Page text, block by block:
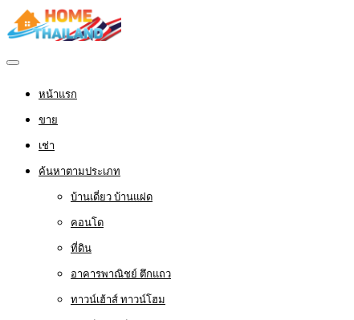
หน้าแรก
ขาย
เช่า
ค้นหาตามประเภท
บ้านเดี่ยว บ้านแฝด
คอนโด
ที่ดิน
อาคารพาณิชย์ ตึกแถว
ทาวน์เฮ้าส์ ทาวน์โฮม